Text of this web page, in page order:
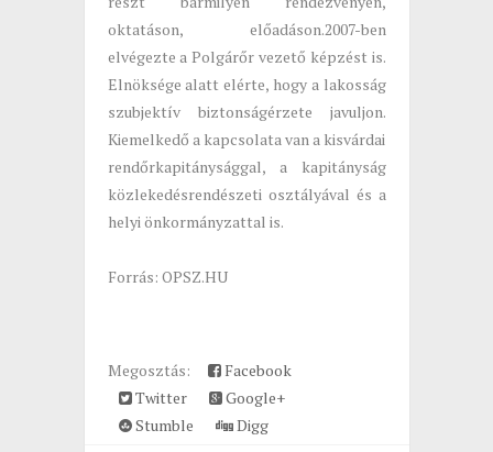
oktatáson, előadáson.2007-ben
elvégezte a Polgárőr vezető képzést is.
Elnöksége alatt elérte, hogy a lakosság
szubjektív biztonságérzete javuljon.
Kiemelkedő a kapcsolata van a kisvárdai
rendőrkapitánysággal, a kapitányság
közlekedésrendészeti osztályával és a
helyi önkormányzattal is.
Forrás: OPSZ.HU
Megosztás:
Facebook
Twitter
Google+
Stumble
Digg